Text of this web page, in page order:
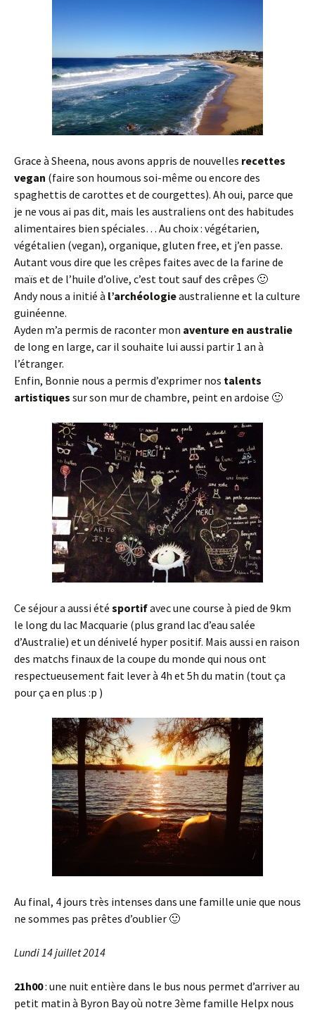
Grace à Sheena, nous avons appris de nouvelles recettes
vegan (faire son houmous soi-même ou encore des
spaghettis de carottes et de courgettes). Ah oui, parce que
je ne vous ai pas dit, mais les australiens ont des habitudes
alimentaires bien spéciales… Au choix : végétarien,
végétalien (vegan), organique, gluten free, et j’en passe.
Autant vous dire que les crêpes faites avec de la farine de
maïs et de l’huile d’olive, c’est tout sauf des crêpes 🙂
Andy nous a initié à l’archéologieaustralienne et la culture
guinéenne.
Ayden m’a permis de raconter mon aventure en australie
de long en large, car il souhaite lui aussi partir 1 an à
l’étranger.
Enfin, Bonnie nous a permis d’exprimer nos talents
artistiques sur son mur de chambre, peint en ardoise 🙂
Ce séjour a aussi été sportifavec une course à pied de 9km
le long du lac Macquarie (plus grand lac d’eau salée
d’Australie) et un dénivelé hyper positif. Mais aussi en raison
des matchs finaux de la coupe du monde qui nous ont
respectueusement fait lever à 4h et 5h du matin (tout ça
pour ça en plus :p )
Au final, 4 jours très intenses dans une famille unie que nous
ne sommes pas prêtes d’oublier 🙂
Lundi 14 juillet 2014
21h00: une nuit entière dans le bus nous permet d’arriver au
petit matin à Byron Bay où notre 3ème famille Helpx nous